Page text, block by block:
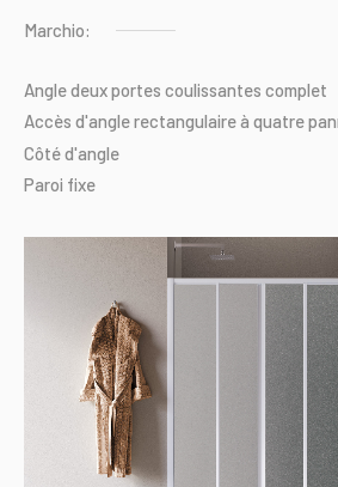
Marchio:
Angledeuxportes coulissantes complet
Accès d'anglerectangulaireà quatre
Côtéd'angle
Paroi fixe